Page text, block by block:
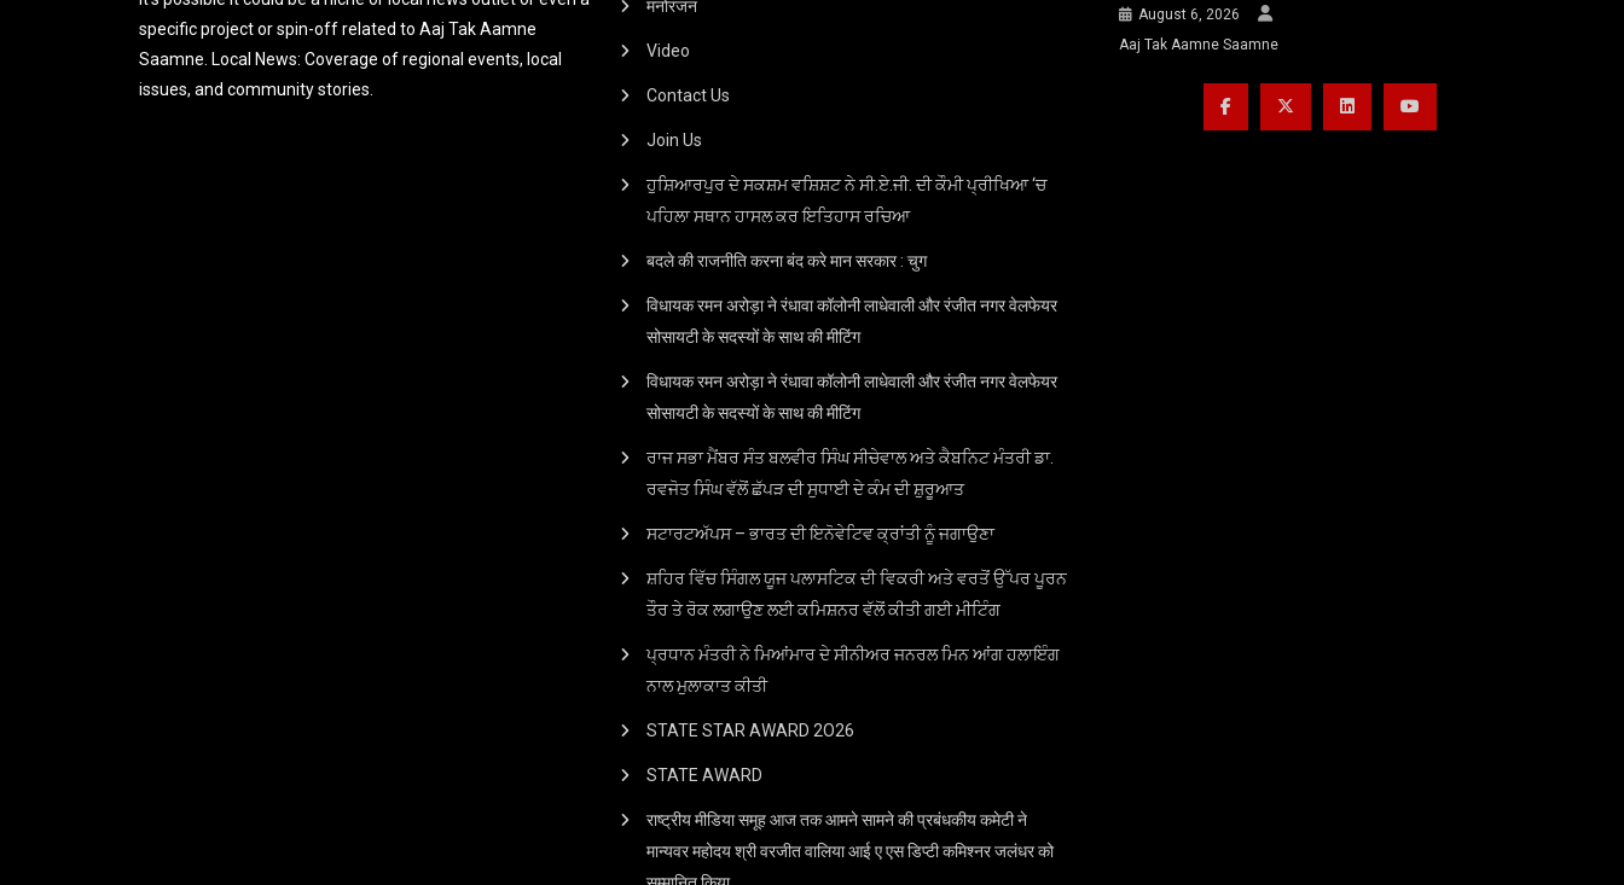
specific project or spin-off related to Aaj Tak Aamne
Saamne. Local News: Coverage of regional events, local
issues, and community stories.
मनोरंजन
Video
Contact Us
Join Us
ਹੁਸ਼ਿਆਰਪੁਰ ਦੇ ਸਕਸ਼ਮ ਵਸ਼ਿਸ਼ਟ ਨੇ ਸੀ.ਏ.ਜੀ. ਦੀ ਕੌਮੀ ਪ੍ਰੀਖਿਆ ‘ਚ
ਪਹਿਲਾ ਸਥਾਨ ਹਾਸਲ ਕਰ ਇਤਿਹਾਸ ਰਚਿਆ
बदले की राजनीति करना बंद करे मान सरकार : चुग
विधायक रमन अरोड़ा ने रंधावा कॉलोनी लाधेवाली और रंजीत नगर वेलफेयर
सोसायटी के सदस्यों के साथ की मीटिंग
विधायक रमन अरोड़ा ने रंधावा कॉलोनी लाधेवाली और रंजीत नगर वेलफेयर
सोसायटी के सदस्यों के साथ की मीटिंग
ਰਾਜ ਸਭਾ ਮੈਂਬਰ ਸੰਤ ਬਲਵੀਰ ਸਿੰਘ ਸੀਚੇਵਾਲ ਅਤੇ ਕੈਬਨਿਟ ਮੰਤਰੀ ਡਾ.
ਰਵਜੋਤ ਸਿੰਘ ਵੱਲੋਂ ਛੱਪੜ ਦੀ ਸੁਧਾਈ ਦੇ ਕੰਮ ਦੀ ਸ਼ੁਰੂਆਤ
ਸਟਾਰਟਅੱਪਸ – ਭਾਰਤ ਦੀ ਇਨੋਵੇਟਿਵ ਕ੍ਰਾਂਤੀ ਨੂੰ ਜਗਾਉਣਾ
ਸ਼ਹਿਰ ਵਿੱਚ ਸਿੰਗਲ ਯੂਜ ਪਲਾਸਟਿਕ ਦੀ ਵਿਕਰੀ ਅਤੇ ਵਰਤੋਂ ਉੱਪਰ ਪੂਰਨ
ਤੌਰ ਤੇ ਰੋਕ ਲਗਾਉਣ ਲਈ ਕਮਿਸ਼ਨਰ ਵੱਲੋਂ ਕੀਤੀ ਗਈ ਮੀਟਿੰਗ
ਪ੍ਰਧਾਨ ਮੰਤਰੀ ਨੇ ਮਿਆਂਮਾਰ ਦੇ ਸੀਨੀਅਰ ਜਨਰਲ ਮਿਨ ਆਂਗ ਹਲਾਇੰਗ
ਨਾਲ ਮੁਲਾਕਾਤ ਕੀਤੀ
STATE STAR AWARD 2O26
STATE AWARD
राष्ट्रीय मीडिया समूह आज तक आमने सामने की प्रबंधकीय कमेटी ने
मान्यवर महोदय श्री वरजीत वालिया आई ए एस डिप्टी कमिश्नर जलंधर को
August 6, 2026
Aaj Tak Aamne Saamne